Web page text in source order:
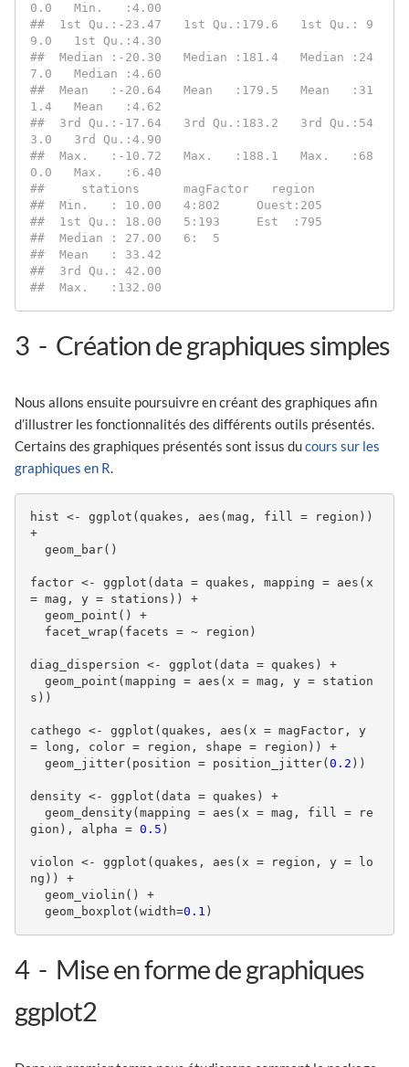
0.0   Min.   :4.00
##  1st Qu.:-23.47   1st Qu.:179.6   1st Qu.: 9
9.0   1st Qu.:4.30
##  Median :-20.30   Median :181.4   Median :24
7.0   Median :4.60
##  Mean   :-20.64   Mean   :179.5   Mean   :31
1.4   Mean   :4.62
##  3rd Qu.:-17.64   3rd Qu.:183.2   3rd Qu.:54
3.0   3rd Qu.:4.90
##  Max.   :-10.72   Max.   :188.1   Max.   :68
0.0   Max.   :6.40
##     stations      magFactor   region
##  Min.   : 10.00   4:802     Ouest:205
##  1st Qu.: 18.00   5:193     Est  :795
##  Median : 27.00   6:  5
##  Mean   : 33.42
##  3rd Qu.: 42.00
##  Max.   :132.00
3 Création de graphiques simples
Nous allons ensuite poursuivre en créant des graphiques afin
d’illustrer les fonctionnalités des différents outils présentés.
Certains des graphiques présentés sont issus ducours sur les
graphiques en R.
hist <- ggplot(quakes, aes(mag, fill = region))
+
factor <- ggplot(data = quakes, mapping = aes(x
= mag, y = stations)) +
diag_dispersion <- ggplot(data = quakes) +
s))
cathego <- ggplot(quakes, aes(x = magFactor, y
= long, color = region, shape = region)) +
  geom_jitter(position = position_jitter(
0.2 ))
density <- ggplot(data = quakes) +
gion), alpha = 0.5 )
violon <- ggplot(quakes, aes(x = region, y = lo
ng)) +
  geom_boxplot(width=
0.1 )
4
Mise en forme de graphiques
ggplot2